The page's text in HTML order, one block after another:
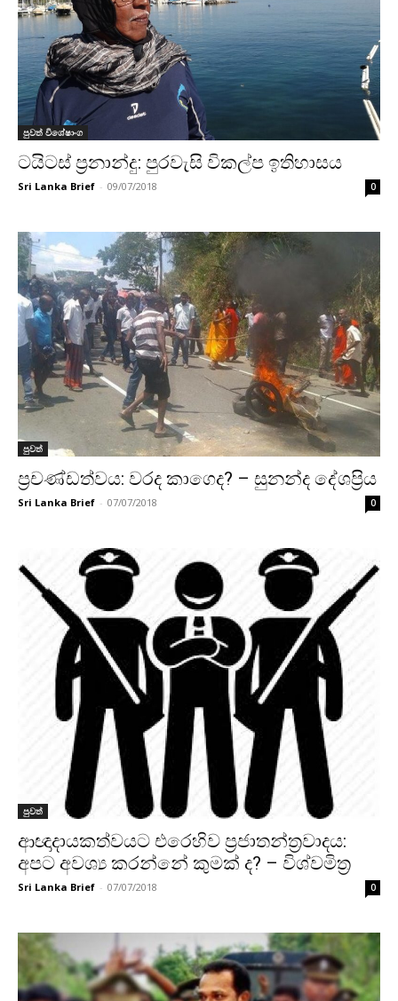
පුවත් විශේෂාංග
ටයිටස් ප්‍රනාන්දු: පුරවැසි විකල්ප ඉතිහාසය
Sri Lanka Brief - 09/07/2018 0
පුවත්
ප්‍රචණ්ඩත්වය: වරද කාගෙද? – සුනන්ද දේශප්‍රිය
Sri Lanka Brief - 07/07/2018 0
පුවත්
ආඥාදායකත්වයට එරෙහිව ප්‍රජාතන්ත්‍රවාදය:
අපට අවශ්‍ය කරන්නේ කුමක් ද? – විශ්වමිත්‍ර
Sri Lanka Brief - 07/07/2018 0